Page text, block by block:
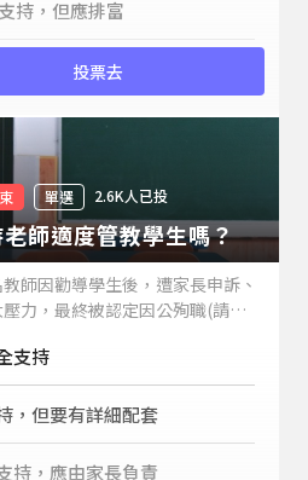
持，但應排富
投票去
單選 2.6K人已投
師適度管教學生嗎？
師因勸導學生後，遭家長申訴、
力，最終被認定因公殉職(請見
適度管教學生嗎？
支持
，但要有詳細配套
持，應由家長負責